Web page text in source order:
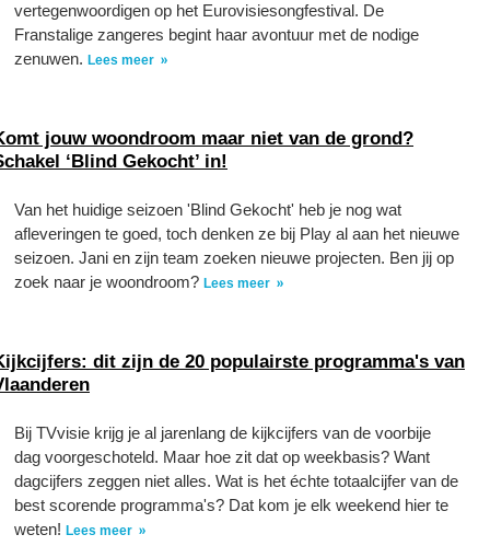
vertegenwoordigen op het Eurovisiesongfestival. De
Franstalige zangeres begint haar avontuur met de nodige
zenuwen. Lees meer
jouw woondroom maar niet van de grond?
‘Blind Gekocht’ in!
Van het huidige seizoen 'Blind Gekocht' heb je nog wat
afleveringen te goed, toch denken ze bij Play al aan het nieuwe
seizoen. Jani en zijn team zoeken nieuwe projecten. Ben jij op
zoek naar je woondroom? Lees meer
dit zijn de 20 populairste programma's van
Bij TVvisie krijg je al jarenlang de kijkcijfers van de voorbije
dag voorgeschoteld. Maar hoe zit dat op weekbasis? Want
dagcijfers zeggen niet alles. Wat is het échte totaalcijfer van de
best scorende programma's? Dat kom je elk weekend hier te
weten! Lees meer